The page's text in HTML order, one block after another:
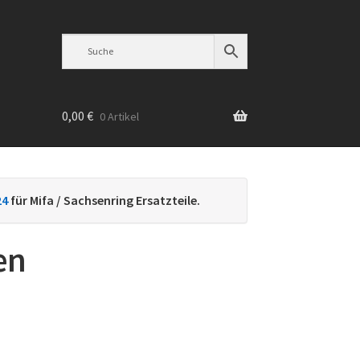
0,00 € 0 Artikel
für Mifa / Sachsenring Ersatzteile.